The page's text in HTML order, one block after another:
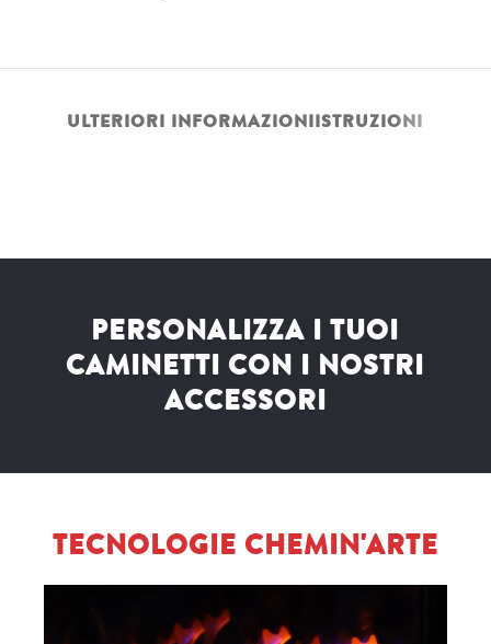
ULTERIORI INFORMAZIONIISTRUZIONI
PERSONALIZZA I TUOI
CAMINETTI CON I NOSTRI
ACCESSORI
TECNOLOGIE CHEMIN'ARTE